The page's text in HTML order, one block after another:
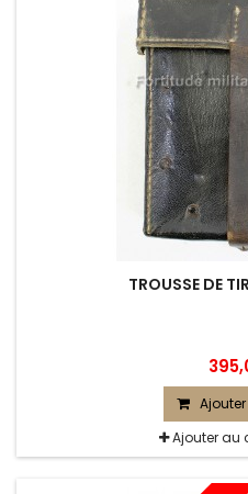
TROUSSE DE
Ajouter au